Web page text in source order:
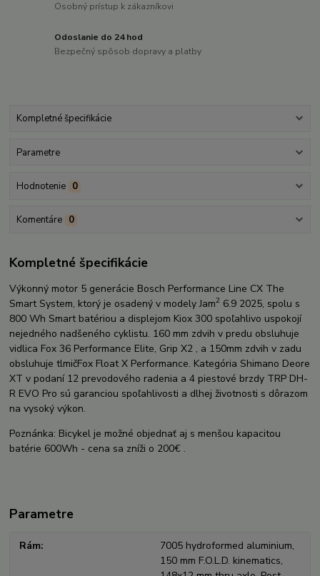
Osobný prístup k zákazníkovi
Odoslanie do 24 hod
Bezpečný spôsob dopravy a platby
Kompletné špecifikácie
Parametre
Hodnotenie 0
Komentáre 0
Kompletné špecifikácie
Výkonný motor 5 generácie Bosch Performance Line CX The
Smart System, ktorý je osadený v modely Jam2 6.9 2025, spolu s
800 Wh Smart batériou a displejom Kiox 300 spoľahlivo uspokojí
nejedného nadšeného cyklistu. 160 mm zdvih v predu obsluhuje
vidlica Fox 36 Performance Elite, Grip X2 , a 150mm zdvih v zadu
obsluhuje tlmičFox Float X Performance. Kategória Shimano Deore
XT v podaní 12 prevodového radenia a 4 piestové brzdy TRP DH-
R EVO Pro sú garanciou spoľahlivosti a dlhej životnosti s dôrazom
na vysoký výkon.
Poznánka: Bicykel je možné objednať aj s menšou kapacitou
batérie 600Wh - cena sa zníži o 200€ .
Parametre
Rám
7005 hydroformed aluminium,
150 mm F.O.L.D. kinematics,